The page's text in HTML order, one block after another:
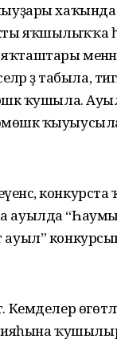
яҡшылыҡҡа
менән
ҙә табыла,
ҡушыла.
ауылда
ауыл”
Кемделер